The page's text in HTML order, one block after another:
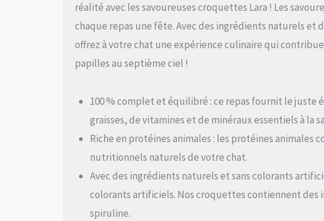
réalité avec les savoureuses croquettes Lara ! Les
chaque repas une fête. Avec des ingrédients naturels et
offrez à votre chat une expérience culinaire qui
papilles au septième ciel !
100 % complet et équilibré : ce repas fournit le juste
graisses, de vitamines et de minéraux essentiels à la
Riche en protéines animales : les protéines animales
nutritionnels naturels de votre chat.
Avec des ingrédients naturels et sans colorants
colorants artificiels. Nos croquettes contiennent des
spiruline.